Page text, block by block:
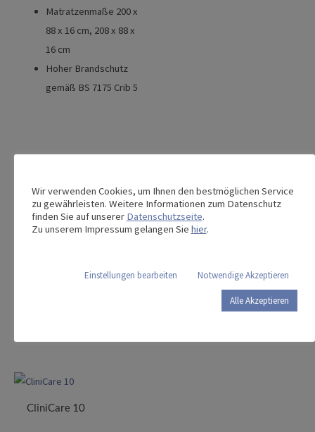
Matratzenmaße 200 x
88 x 16 cm, 208 x 88 x
16 cm
Hoher Brandschutz
gemäß BS 7175 Crib 5
Clinicare 30
CliniCare 10
Wir verwenden Cookies, um Ihnen den bestmöglichen Service
zu gewährleisten. Weitere Informationen zum Datenschutz
finden Sie auf unserer Datenschutzseite.
Zu unserem Impressum gelangen Sie hier.
Einstellungen bearbeiten Notwendige Akzeptieren
Alle Akzeptieren